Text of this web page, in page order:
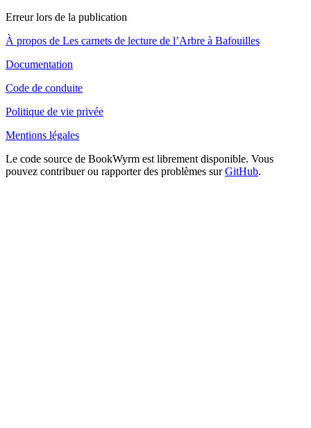
Erreur lors de la publication
À propos de Les carnets de lecture de l’Arbre à Bafouilles
Documentation
Code de conduite
Politique de vie privée
Mentions légales
Le code source de BookWyrm est librement disponible. Vous
pouvez contribuer ou rapporter des problèmes surGitHub.